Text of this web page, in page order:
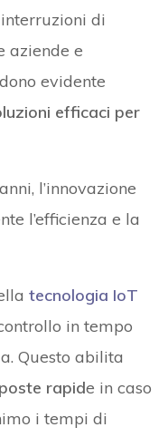
di
aziende e
evidente
efficaci per
l’innovazione
l’efficienza e la
tecnologia IoT
in tempo
Questo abilita
rapide in caso
i tempi di